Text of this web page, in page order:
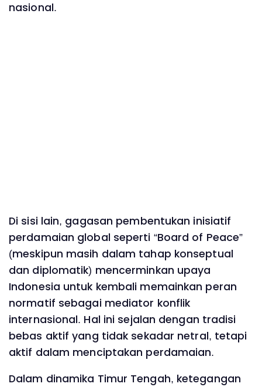
nasional.
Di sisi lain, gagasan pembentukan inisiatif
perdamaian global seperti “Board of Peace”
(meskipun masih dalam tahap konseptual
dan diplomatik) mencerminkan upaya
Indonesia untuk kembali memainkan peran
normatif sebagai mediator konflik
internasional. Hal ini sejalan dengan tradisi
bebas aktif yang tidak sekadar netral, tetapi
aktif dalam menciptakan perdamaian.
Dalam dinamika Timur Tengah, ketegangan